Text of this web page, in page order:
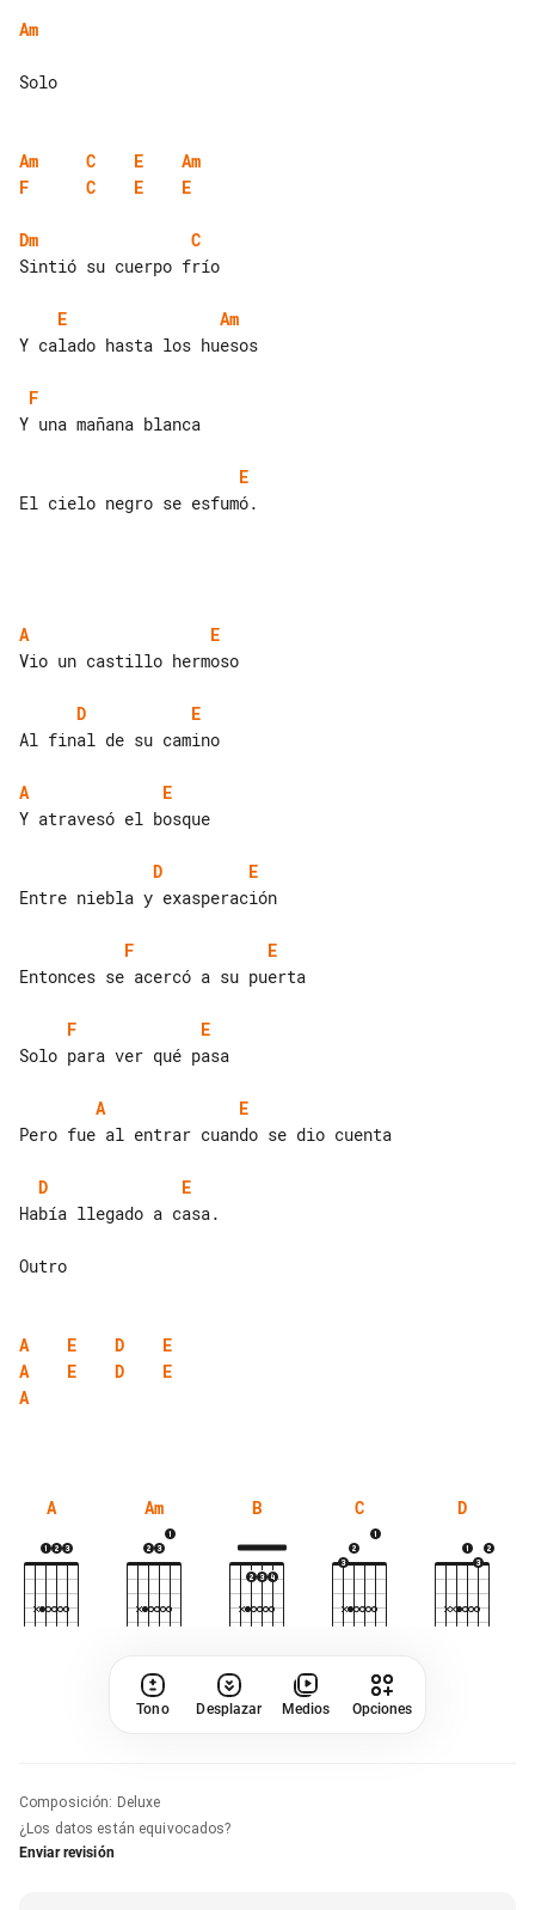
Am
Solo
Am C E
Am
F
C E E
Dm
C
Sintió su cuerpo frío
E
Am
Y calado hasta los huesos
F
Y una mañana blanca
E
El cielo negro se esfumó.
A
E
Vio un castillo hermoso
D
E
Al final de su camino
A
E
Y atravesó el bosque
D
E
Entre niebla y exasperación
F
E
Entonces se acercó a su puerta
F
E
Solo para ver qué pasa
A
E
Pero fue al entrar cuando se dio cuenta
D
E
Había llegado a casa.
Outro
A E D
E
A
E D
E
A
A Am B C D
Tono Desplazar Medios Opciones
Composición: Deluxe
¿Los datos están equivocados?
Enviar revisión